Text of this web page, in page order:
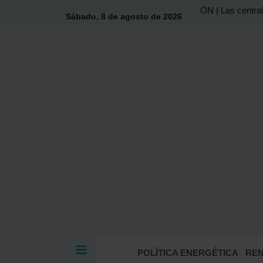
Sábado, 8 de agosto de 2026
ÓN | Las
POLÍTICA ENERGÉTICA